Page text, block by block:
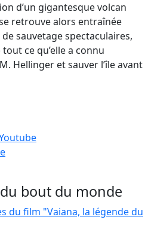
d’un gigantesque volcan
retrouve alors entraînée
sauvetage spectaculaires,
ce qu’elle a connu
Hellinger et sauver l’île avant
bout du monde
du film "Vaiana, la légende du